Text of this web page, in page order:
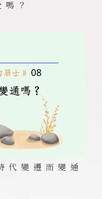
？
變遷而變通